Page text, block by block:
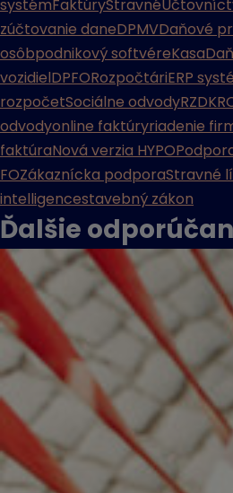
systémFaktúryStravné
zúčtovanie daneDPMVDaňové
osôbpodnikový softvéreKasa
vozidielDPFORozpočtáriERP
rozpočetSociálne odvodyRZD
odvodyonline faktúryriadenie
faktúraNová verzia HYPO
FOZákaznícka podporaStravné
intelligencestavebný zákon
Ďalšie